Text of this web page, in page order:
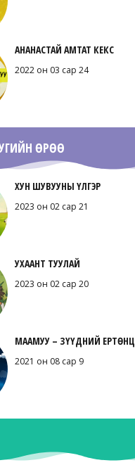
АНАНАСТАЙ АМТАТ КЕКС
2022 он 03 сар 24
ӨРӨӨ
ХУН ШУВУУНЫ ҮЛГЭР
2023 он 02 сар 21
УХААНТ ТУУЛАЙ
2023 он 02 сар 20
МААМУУ – ЗҮҮДНИЙ ЕРТӨНЦ
2021 он 08 сар 9